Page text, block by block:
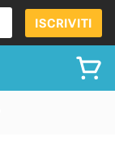
ISCRIVITI